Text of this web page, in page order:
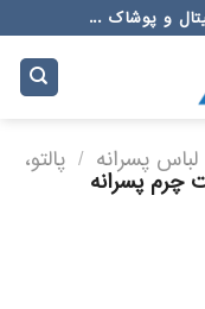
و پوشاک ...
لباس پسرانه / پالتو،
چرم پسرانه